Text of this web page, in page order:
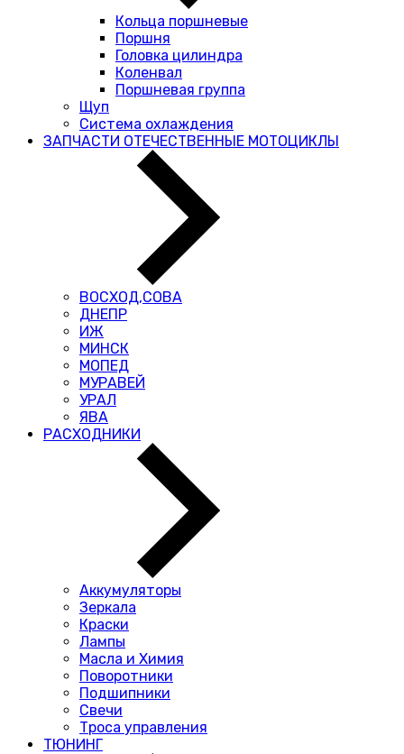
Кольца поршневые
Поршня
Головка цилиндра
Коленвал
Поршневая группа
Щуп
Система охлаждения
ЗАПЧАСТИ ОТЕЧЕСТВЕННЫЕ МОТОЦИКЛЫ
ВОСХОД,СОВА
ДНЕПР
ИЖ
МИНСК
МОПЕД
МУРАВЕЙ
УРАЛ
ЯВА
РАСХОДНИКИ
Аккумуляторы
Зеркала
Краски
Лампы
Масла и Химия
Поворотники
Подшипники
Свечи
Троса управления
ТЮНИНГ